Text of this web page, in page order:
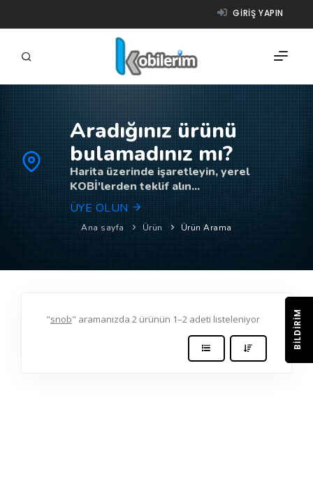
GIRIŞ YAPIN
FIRMALAR
ÜRÜNLER
NASIL ÇALIŞIR?
YARDIM
Aradığınız ürünü
bulamadınız mı?
Harita üzerinde işaretleyin, yerel
KOBİ'lerden teklif alın...
ÜYE OLUN
Ana sayfa Ürün Ürün Arama
"snob" aramanızda 2 ürünün 1–2 adeti listeleniyor BILDIRIM